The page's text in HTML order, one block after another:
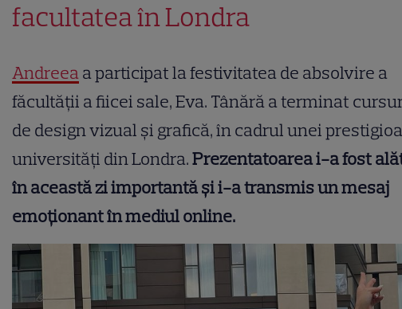
facultatea în Londra
Andreeaa participat la festivitatea de absolvire a
făcultății a fiicei sale, Eva. Tânără a terminat
de design vizual și grafică, în cadrul unei
universități din Londra.Prezentatoarea i-a fost
în această zi importantă și i-a transmis un mesaj
emoționant în mediul online.